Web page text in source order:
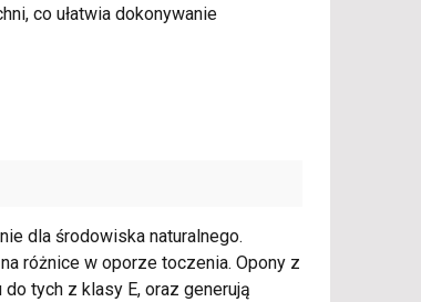
co ułatwia dokonywanie
dla środowiska naturalnego.
różnice w oporze toczenia. Opony z
tych z klasy E, oraz generują